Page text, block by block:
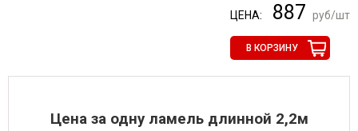
ЦЕНА: 887 руб/шт
В КОРЗИНУ
Цена за одну ламель длинной 2,2м